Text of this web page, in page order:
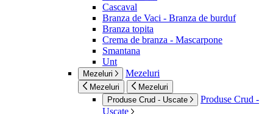
Cascaval
Branza de Vaci - Branza de burduf
Branza topita
Crema de branza - Mascarpone
Smantana
Unt
Mezeluri Mezeluri
Mezeluri
Mezeluri
Produse Crud - Uscate
Produse Crud -
Uscate